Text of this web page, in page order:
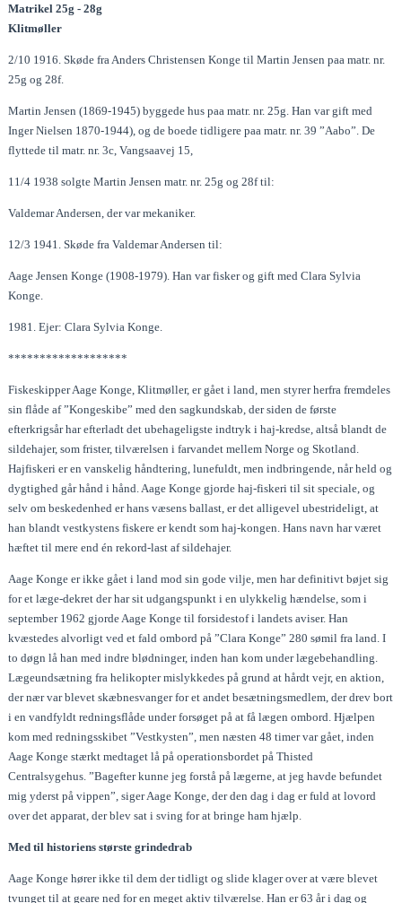
Matrikel 25g - 28g
Klitmøller
2/10 1916. Skøde fra Anders Christensen Konge til Martin Jensen paa matr. nr.
25g og 28f.
Martin Jensen (1869-1945) byggede hus paa matr. nr. 25g. Han var gift med
Inger Nielsen 1870-1944), og de boede tidligere paa matr. nr. 39 ”Aabo”. De
flyttede til matr. nr. 3c, Vangsaavej 15,
11/4 1938 solgte Martin Jensen matr. nr. 25g og 28f til:
Valdemar Andersen, der var mekaniker.
12/3 1941. Skøde fra Valdemar Andersen til:
Aage Jensen Konge (1908-1979). Han var fisker og gift med Clara Sylvia
Konge.
1981. Ejer: Clara Sylvia Konge.
*******************
Fiskeskipper Aage Konge, Klitmøller, er gået i land, men styrer herfra fremdeles
sin flåde af ”Kongeskibe” med den sagkundskab, der siden de første
efterkrigsår har efterladt det ubehageligste indtryk i haj-kredse, altså blandt de
sildehajer, som frister, tilværelsen i farvandet mellem Norge og Skotland.
Hajfiskeri er en vanskelig håndtering, lunefuldt, men indbringende, når held og
dygtighed går hånd i hånd. Aage Konge gjorde haj-fiskeri til sit speciale, og
selv om beskedenhed er hans væsens ballast, er det alligevel ubestrideligt, at
han blandt vestkystens fiskere er kendt som haj-kongen. Hans navn har været
hæftet til mere end én rekord-last af sildehajer.
Aage Konge er ikke gået i land mod sin gode vilje, men har definitivt bøjet sig
for et læge-dekret der har sit udgangspunkt i en ulykkelig hændelse, som i
september 1962 gjorde Aage Konge til forsidestof i landets aviser. Han
kvæstedes alvorligt ved et fald ombord på ”Clara Konge” 280 sømil fra land. I
to døgn lå han med indre blødninger, inden han kom under lægebehandling.
Lægeundsætning fra helikopter mislykkedes på grund at hårdt vejr, en aktion,
der nær var blevet skæbnesvanger for et andet besætningsmedlem, der drev bort
i en vandfyldt redningsflåde under forsøget på at få lægen ombord. Hjælpen
kom med redningsskibet ”Vestkysten”, men næsten 48 timer var gået, inden
Aage Konge stærkt medtaget lå på operationsbordet på Thisted
Centralsygehus. ”Bagefter kunne jeg forstå på lægerne, at jeg havde befundet
mig yderst på vippen”, siger Aage Konge, der den dag i dag er fuld at lovord
over det apparat, der blev sat i sving for at bringe ham hjælp.
Med til historiens største grindedrab
Aage Konge hører ikke til dem der tidligt og slide klager over at være blevet
tvunget til at geare ned for en meget aktiv tilværelse. Han er 63 år i dag og